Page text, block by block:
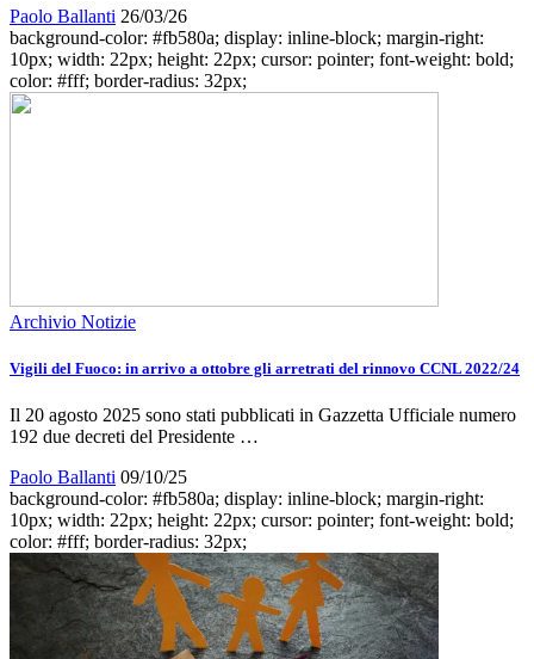
Paolo Ballanti 26/03/26
background-color: #fb580a; display: inline-block; margin-right:
10px; width: 22px; height: 22px; cursor: pointer; font-weight: bold;
color: #fff; border-radius: 32px;
Archivio Notizie
Vigili del Fuoco: in arrivo a ottobre gli arretrati del rinnovo CCNL 2022/24
Il 20 agosto 2025 sono stati pubblicati in Gazzetta Ufficiale numero
192 due decreti del Presidente …
Paolo Ballanti 09/10/25
background-color: #fb580a; display: inline-block; margin-right:
10px; width: 22px; height: 22px; cursor: pointer; font-weight: bold;
color: #fff; border-radius: 32px;